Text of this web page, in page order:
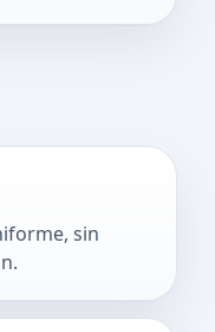
sin